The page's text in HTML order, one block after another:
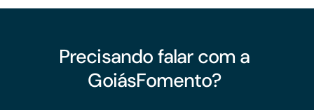
Precisando falar com a
GoiásFomento?